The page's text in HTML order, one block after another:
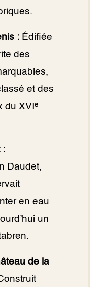
: Édifiée
des
et des
du XVIᵉ
:
Daudet,
en eau
un
de la